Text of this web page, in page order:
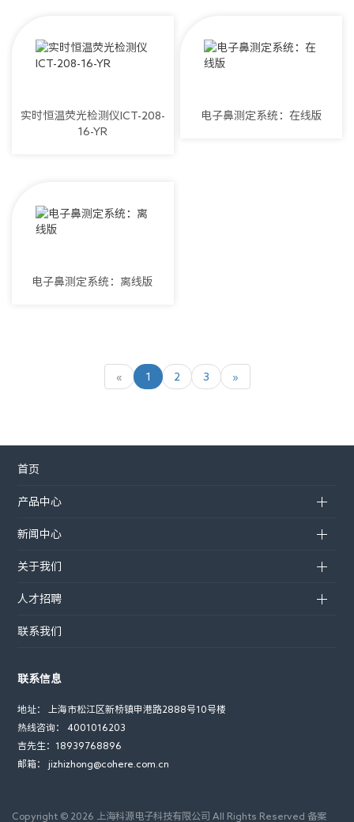
实时恒温荧光检测仪ICT-208-
16-YR
电子鼻测定系统：在线版
电子鼻测定系统：离线版
« 1 2 3 »
首页
产品中心
新闻中心
关于我们
人才招聘
联系我们
联系信息
地址： 上海市松江区新桥镇申港路2888号10号楼
热线咨询： 4001016203
吉先生：18939768896
邮箱： jizhizhong@cohere.com.cn
Copyright © 2026 上海科源电子科技有限公司 All Rights Reserved 备案